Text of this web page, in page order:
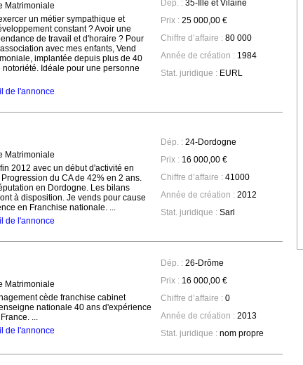
Dép. :35-Ille et Vilaine
Prix :25 000,00 €
Chiffre d’affaire :80 000
Année de création :1984
Stat. juridique :EURL
Matrimoniale
un métier sympathique et
constant ? Avoir une
de travail et d'horaire ? Pour
avec mes enfants, Vend
implantée depuis plus de 40
notoriété. Idéale pour une personne
de l'annonce
Dép. :24-Dordogne
Prix :16 000,00 €
Chiffre d’affaire :41000
Année de création :2012
Stat. juridique :Sarl
Matrimoniale
2012 avec un début d'activité en
du CA de 42% en 2 ans.
en Dordogne. Les bilans
à disposition. Je vends pour cause
en Franchise nationale. ...
de l'annonce
Dép. :26-Drôme
Prix :16 000,00 €
Chiffre d’affaire :0
Année de création :2013
Stat. juridique :nom propre
Matrimoniale
cède franchise cabinet
nationale 40 ans d'expérience
...
de l'annonce